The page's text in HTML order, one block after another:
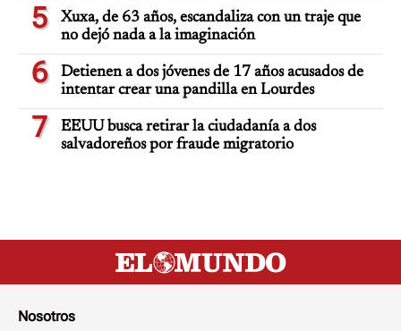
5
Xuxa, de 63 años, escandaliza con un traje que
no dejó nada a la imaginación
6
Detienen a dos jóvenes de 17 años acusados de
intentar crear una pandilla en Lourdes
7
EEUU busca retirar la ciudadanía a dos
salvadoreños por fraude migratorio
Nosotros